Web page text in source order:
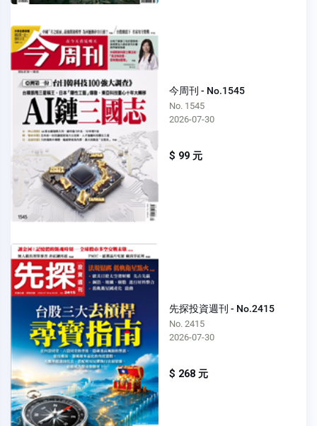
今周刊 - No.1545
No. 1545
2026-07-30
$ 99 元
先探投資週刊 - No.2415
No. 2415
2026-07-30
$ 268 元